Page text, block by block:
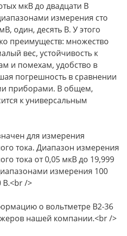
мкВ до двадцати В
измерения сто
один, десять В. У этого
преимуществ: множество
вес, устойчивость к
и помехам, удобство в
погрешность в сравнении
приборами. В общем,
к универсальным
для измерения
тока. Диапазон измерения
тока от 0,05 мкВ до 19,999
измерения 100
В.<br />
о вольтметре В2-36
нашей компании.<br />